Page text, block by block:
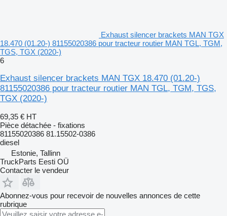
Exhaust silencer brackets MAN TGX
18.470 (01.20-) 81155020386 pour tracteur routier MAN TGL, TGM,
TGS, TGX (2020-)
6
Exhaust silencer brackets MAN TGX 18.470 (01.20-)
81155020386 pour tracteur routier MAN TGL, TGM, TGS,
TGX (2020-)
69,35 € HT
Pièce détachée - fixations
81155020386 81.15502-0386
diesel
Estonie, Tallinn
TruckParts Eesti OÜ
Contacter le vendeur
Abonnez-vous pour recevoir de nouvelles annonces de cette
rubrique